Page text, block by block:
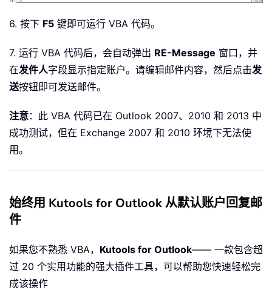
6. 按下 F5 键即可运行 VBA 代码。
7. 运行 VBA 代码后，会自动弹出 RE-Message 窗口，并
在发件人字段显示指定账户。请编辑邮件内容，然后点击发
送按钮即可发送邮件。
注意：此 VBA 代码已在 Outlook 2007、2010 和 2013 中
成功测试，但在 Exchange 2007 和 2010 环境下无法使
用。
始终用 Kutools for Outlook 从默认账户回复邮
件
如果您不熟悉 VBA， Kutools for Outlook—— 一款包含超
过 20 个实用功能的强大插件工具，可以帮助您快速轻松完
成该操作